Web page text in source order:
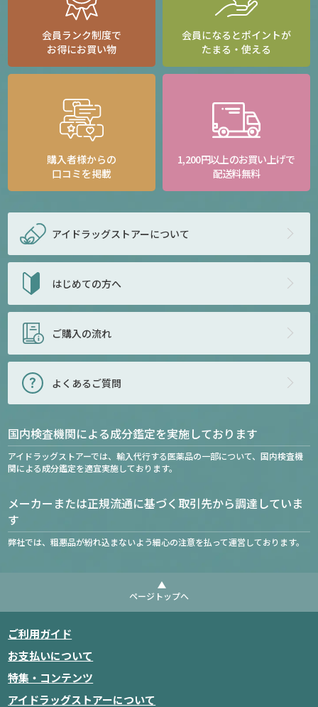
会員ランク制度で
お得にお買い物
会員になるとポイントが
たまる・使える
購入者様からの
口コミを掲載
1,200円以上のお買い上げで
配送料無料
アイドラッグストアーについて
はじめての方へ
ご購入の流れ
よくあるご質問
国内検査機関による成分鑑定を実施しております
アイドラッグストアーでは、輸入代行する医薬品の一部について、国内検査機
関による成分鑑定を適宜実施しております。
メーカーまたは正規流通に基づく取引先から調達していま
す
弊社では、粗悪品が紛れ込まないよう細心の注意を払って運営しております。
ページトップへ
ご利用ガイド
お支払いについて
特集・コンテンツ
アイドラッグストアーについて